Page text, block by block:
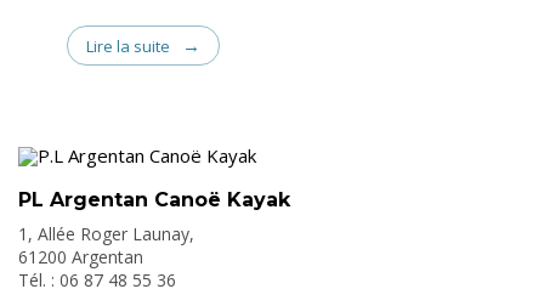
Lire la suite
PL Argentan Canoë Kayak
1, Allée Roger Launay,
61200 Argentan
Tél. : 06 87 48 55 36